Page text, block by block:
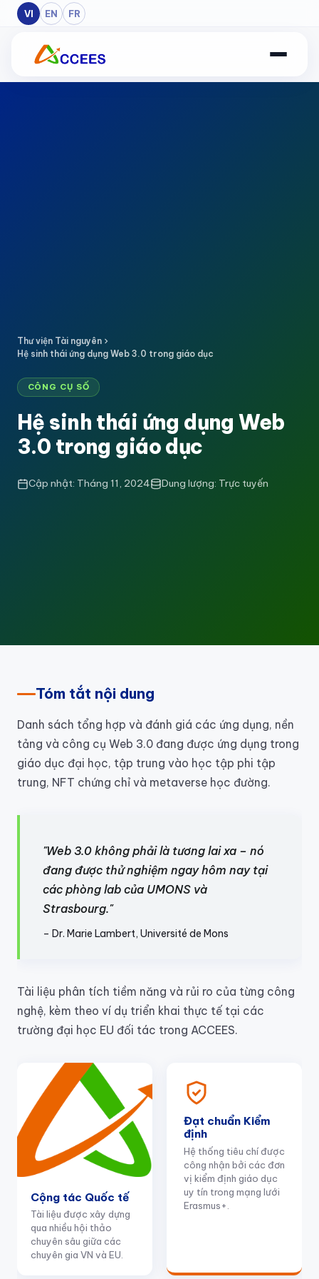
Skip to Main Content
VI EN FR
Thư viện Tài nguyên
Hệ sinh thái ứng dụng Web 3.0 trong giáo dục
CÔNG CỤ SỐ
Hệ sinh thái ứng dụng Web
3.0 trong giáo dục
Cập nhật: Tháng 11, 2024 Dung lượng: Trực tuyến
Tóm tắt nội dung
Danh sách tổng hợp và đánh giá các ứng dụng, nền
tảng và công cụ Web 3.0 đang được ứng dụng trong
giáo dục đại học, tập trung vào học tập phi tập
trung, NFT chứng chỉ và metaverse học đường.
"Web 3.0 không phải là tương lai xa – nó
đang được thử nghiệm ngay hôm nay tại
các phòng lab của UMONS và
Strasbourg."
– Dr. Marie Lambert, Université de Mons
Tài liệu phân tích tiềm năng và rủi ro của từng công
nghệ, kèm theo ví dụ triển khai thực tế tại các
trường đại học EU đối tác trong ACCEES.
Cộng tác Quốc tế
Tài liệu được xây dựng
qua nhiều hội thảo
chuyên sâu giữa các
chuyên gia VN và EU.
Đạt chuẩn Kiểm
định
Hệ thống tiêu chí được
công nhận bởi các đơn
vị kiểm định giáo dục
uy tín trong mạng lưới
Erasmus+.